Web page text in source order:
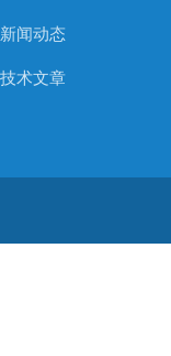
新闻动态
技术文章